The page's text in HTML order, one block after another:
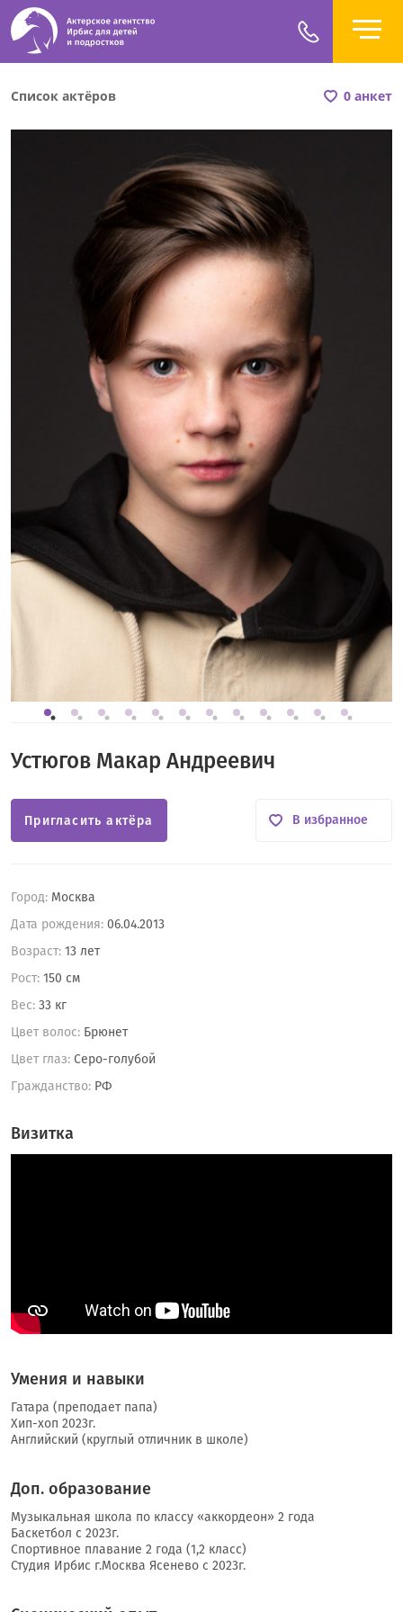
Список актёров 0 анкет
Устюгов Макар Андреевич
Город: Москва
Дата рождения: 06.04.2013
Возраст: 13 лет
Рост: 150 см
Вес: 33 кг
Цвет волос: Брюнет
Цвет глаз: Серо-голубой
Гражданство: РФ
Пригласить актёра В избранное
Визитка
Умения и навыки
Гатара (преподает папа)
Хип-хоп 2023г.
Английский (круглый отличник в школе)
Доп. образование
Музыкальная школа по классу «аккордеон» 2 года
Баскетбол с 2023г.
Спортивное плавание 2 года (1,2 класс)
Студия Ирбис г.Москва Ясенево с 2023г.